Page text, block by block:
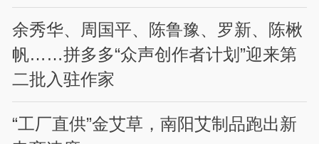
余秀华、周国平、陈鲁豫、罗新、陈楸
帆……拼多多“众声创作者计划”迎来第
二批入驻作家
“工厂直供”金艾草，南阳艾制品跑出新